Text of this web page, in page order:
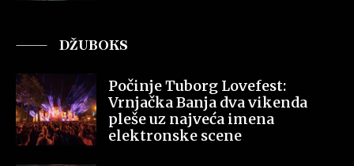
DŽUBOKS
Počinje Tuborg Lovefest:
Vrnjačka Banja dva vikenda
pleše uz najveća imena
elektronske scene